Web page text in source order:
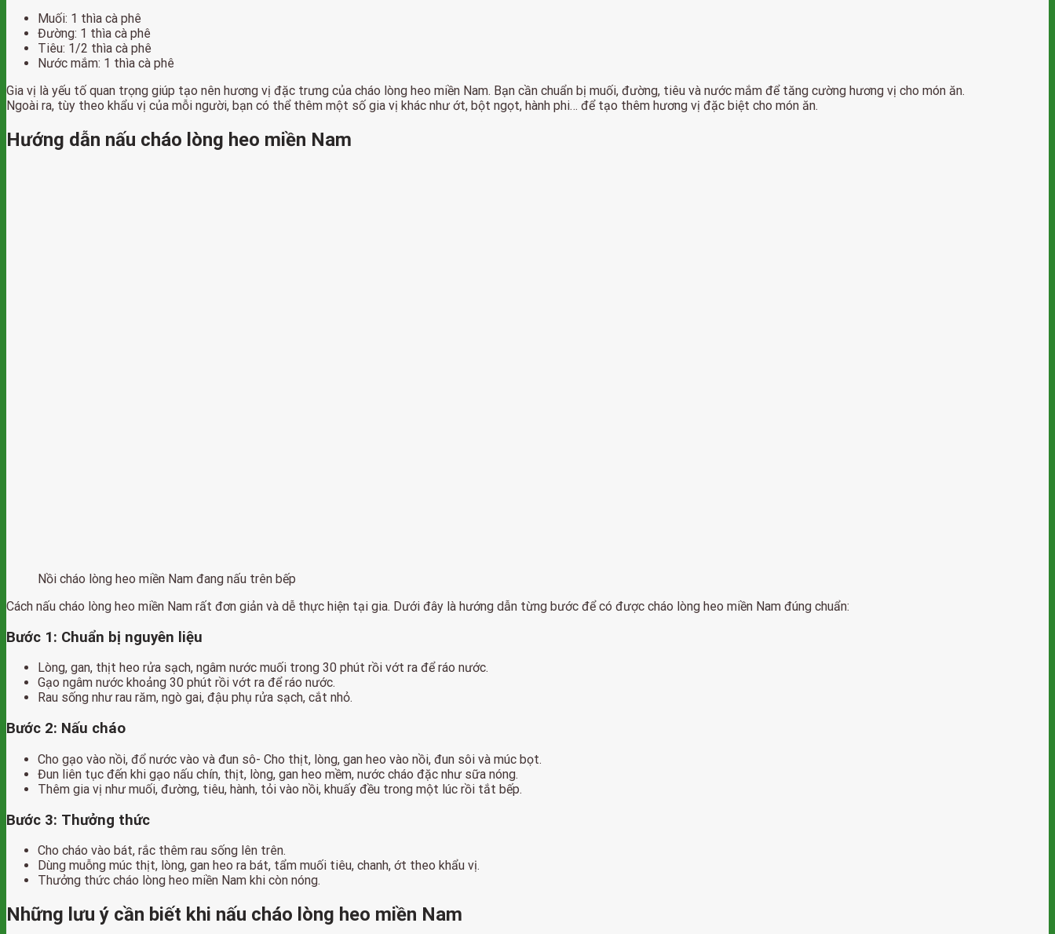
Muối: 1 thìa cà phê
Đường: 1 thìa cà phê
Tiêu: 1/2 thìa cà phê
Nước mắm: 1 thìa cà phê
Gia vị là yếu tố quan trọng giúp tạo nên hương vị đặc trưng của cháo lòng heo miền Nam. Bạn cần chuẩn bị muối, đường, tiêu và nước mắm để tăng cường hương vị cho món ăn.
Ngoài ra, tùy theo khẩu vị của mỗi người, bạn có thể thêm một số gia vị khác như ớt, bột ngọt, hành phi… để tạo thêm hương vị đặc biệt cho món ăn.
Hướng dẫn nấu cháo lòng heo miền Nam
Nồi cháo lòng heo miền Nam đang nấu trên bếp
Cách nấu cháo lòng heo miền Nam rất đơn giản và dễ thực hiện tại gia. Dưới đây là hướng dẫn từng bước để có được cháo lòng heo miền Nam đúng chuẩn:
Bước 1: Chuẩn bị nguyên liệu
Lòng, gan, thịt heo rửa sạch, ngâm nước muối trong 30 phút rồi vớt ra để ráo nước.
Gạo ngâm nước khoảng 30 phút rồi vớt ra để ráo nước.
Rau sống như rau răm, ngò gai, đậu phụ rửa sạch, cắt nhỏ.
Bước 2: Nấu cháo
Cho gạo vào nồi, đổ nước vào và đun sô- Cho thịt, lòng, gan heo vào nồi, đun sôi và múc bọt.
Đun liên tục đến khi gạo nấu chín, thịt, lòng, gan heo mềm, nước cháo đặc như sữa nóng.
Thêm gia vị như muối, đường, tiêu, hành, tỏi vào nồi, khuấy đều trong một lúc rồi tắt bếp.
Bước 3: Thưởng thức
Cho cháo vào bát, rắc thêm rau sống lên trên.
Dùng muỗng múc thịt, lòng, gan heo ra bát, tẩm muối tiêu, chanh, ớt theo khẩu vị.
Thưởng thức cháo lòng heo miền Nam khi còn nóng.
Những lưu ý cần biết khi nấu cháo lòng heo miền Nam